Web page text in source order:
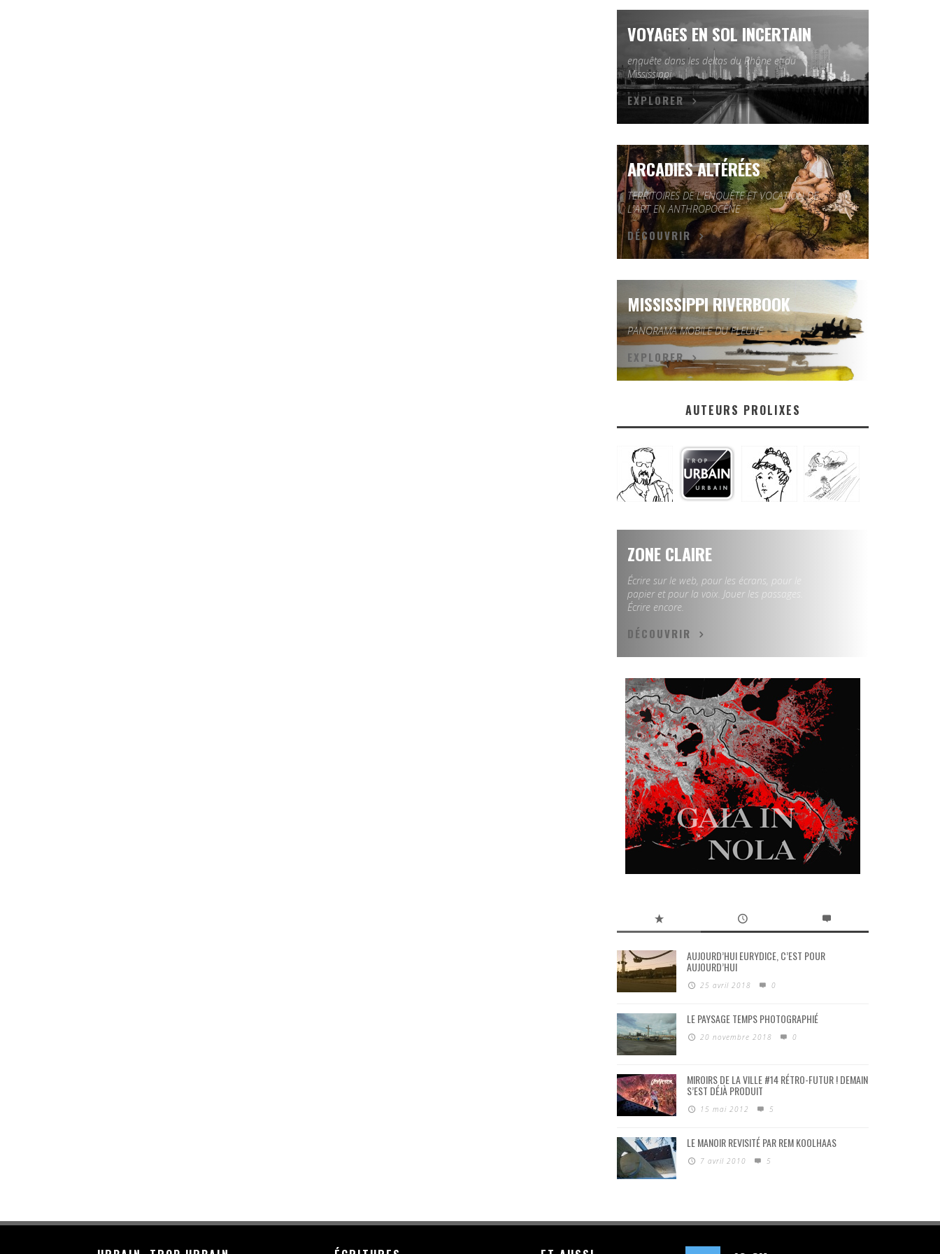
VOYAGES EN SOL INCERTAIN
enquête dans les deltas du Rhône et du
Mississippi
EXPLORER
ARCADIES ALTÉRÉES
TERRITOIRES DE L'ENQUÊTE ET VOCATION DE
L'ART EN ANTHROPOCÈNE
DÉCOUVRIR
MISSISSIPPI RIVERBOOK
PANORAMA MOBILE DU FLEUVE
EXPLORER
AUTEURS PROLIXES
ZONE CLAIRE
Écrire sur le web, pour les écrans, pour le
papier et pour la voix. Jouer les passages.
Écrire encore.
DÉCOUVRIR
AUJOURD’HUI EURYDICE, C’EST POUR
AUJOURD’HUI
25 avril 2018 0
LE PAYSAGE TEMPS PHOTOGRAPHIÉ
20 novembre 2018 0
MIROIRS DE LA VILLE #14 RÉTRO-FUTUR ! DEMAIN
S’EST DÉJÀ PRODUIT
15 mai 2012 5
LE MANOIR REVISITÉ PAR REM KOOLHAAS
7 avril 2010 5